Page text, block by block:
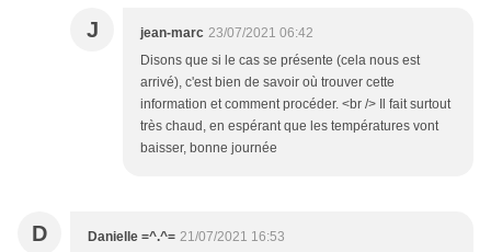
J jean-marc 23/07/2021 06:42
Disons que si le cas se présente (cela nous est
arrivé), c'est bien de savoir où trouver cette
information et comment procéder. <br /> Il fait surtout
très chaud, en espérant que les températures vont
baisser, bonne journée
D Danielle =^.^= 21/07/2021 16:53